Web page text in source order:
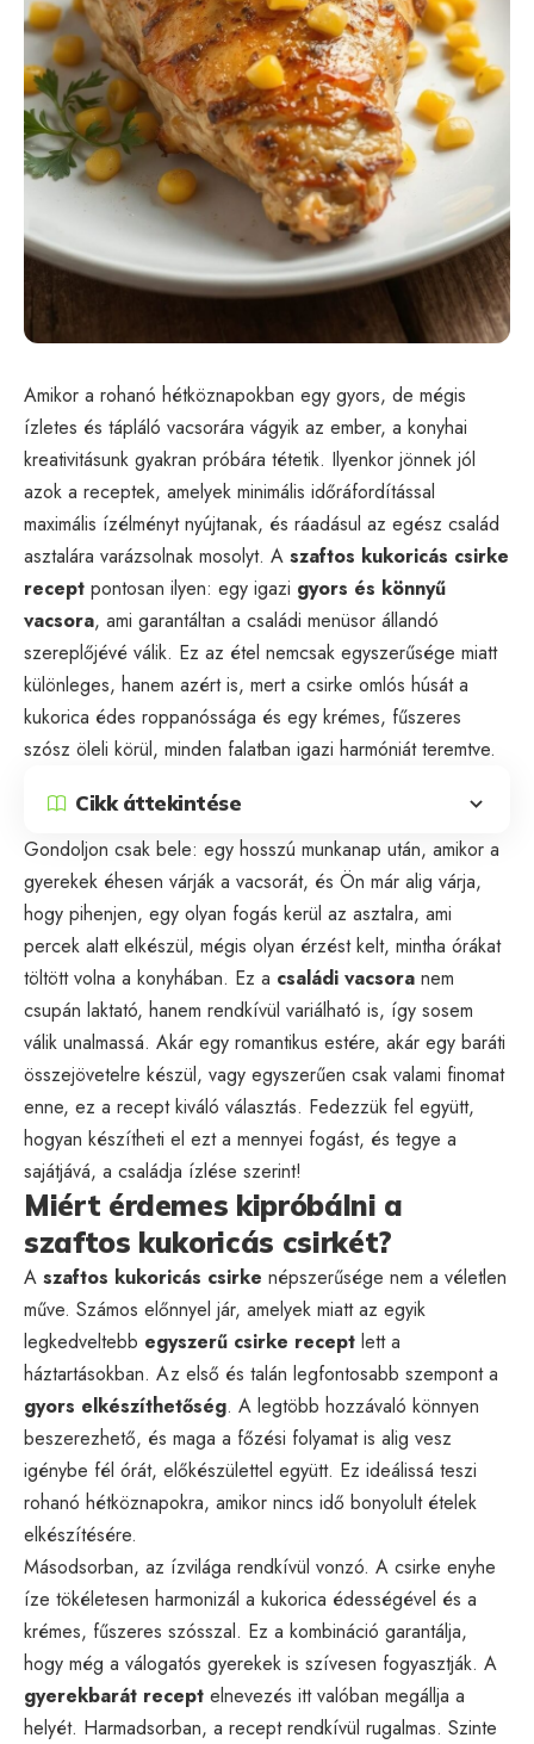
Amikor a rohanó hétköznapokban egy gyors, de mégis
ízletes és tápláló vacsorára vágyik az ember, a konyhai
kreativitásunk gyakran próbára tétetik. Ilyenkor jönnek jól
azok a receptek, amelyek minimális időráfordítással
maximális ízélményt nyújtanak, és ráadásul az egész család
asztalára varázsolnak mosolyt. A szaftos kukoricás csirke
recept pontosan ilyen: egy igazi gyors és könnyű
vacsora, ami garantáltan a családi menüsor állandó
szereplőjévé válik. Ez az étel nemcsak egyszerűsége miatt
különleges, hanem azért is, mert a csirke omlós húsát a
kukorica édes roppanóssága és egy krémes, fűszeres
szósz öleli körül, minden falatban igazi harmóniát teremtve.
Cikk áttekintése
Gondoljon csak bele: egy hosszú munkanap után, amikor a
gyerekek éhesen várják a vacsorát, és Ön már alig várja,
hogy pihenjen, egy olyan fogás kerül az asztalra, ami
percek alatt elkészül, mégis olyan érzést kelt, mintha órákat
töltött volna a konyhában. Ez a családi vacsora nem
csupán laktató, hanem rendkívül variálható is, így sosem
válik unalmassá. Akár egy romantikus estére, akár egy baráti
összejövetelre készül, vagy egyszerűen csak valami finomat
enne, ez a recept kiváló választás. Fedezzük fel együtt,
hogyan készítheti el ezt a mennyei fogást, és tegye a
sajátjává, a családja ízlése szerint!
Miért érdemes kipróbálni a
szaftos kukoricás csirkét?
A szaftos kukoricás csirke népszerűsége nem a véletlen
műve. Számos előnnyel jár, amelyek miatt az egyik
legkedveltebb egyszerű csirke recept lett a
háztartásokban. Az első és talán legfontosabb szempont a
gyors elkészíthetőség. A legtöbb hozzávaló könnyen
beszerezhető, és maga a főzési folyamat is alig vesz
igénybe fél órát, előkészülettel együtt. Ez ideálissá teszi
rohanó hétköznapokra, amikor nincs idő bonyolult ételek
elkészítésére.
Másodsorban, az ízvilága rendkívül vonzó. A csirke enyhe
íze tökéletesen harmonizál a kukorica édességével és a
krémes, fűszeres szósszal. Ez a kombináció garantálja,
hogy még a válogatós gyerekek is szívesen fogyasztják. A
gyerekbarát recept elnevezés itt valóban megállja a
helyét. Harmadsorban, a recept rendkívül rugalmas. Szinte